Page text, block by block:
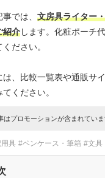
では、 文房具ライター
紹介します。化粧ポーチ
ださい。
は、比較一覧表や通販サ
てください。
はプロモーションが含まれてい
具 #ペンケース・筆箱 #文具